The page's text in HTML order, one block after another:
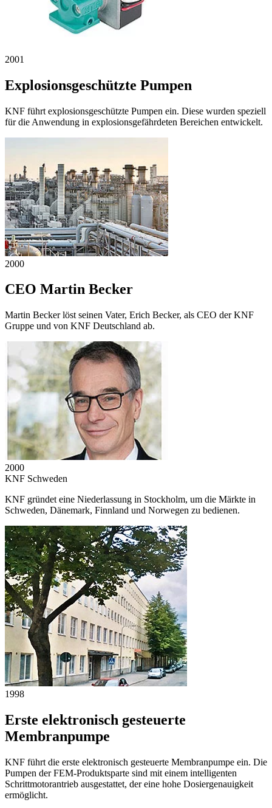
2001
Explosionsgeschützte Pumpen
KNF führt explosionsgeschützte Pumpen ein. Diese wurden speziell
für die Anwendung in explosionsgefährdeten Bereichen entwickelt.
2000
CEO Martin Becker
Martin Becker löst seinen Vater, Erich Becker, als CEO der KNF
Gruppe und von KNF Deutschland ab.
2000
KNF Schweden
KNF gründet eine Niederlassung in Stockholm, um die Märkte in
Schweden, Dänemark, Finnland und Norwegen zu bedienen.
1998
Erste elektronisch gesteuerte
Membranpumpe
KNF führt die erste elektronisch gesteuerte Membranpumpe ein. Die
Pumpen der FEM-Produktsparte sind mit einem intelligenten
Schrittmotorantrieb ausgestattet, der eine hohe Dosiergenauigkeit
ermöglicht.